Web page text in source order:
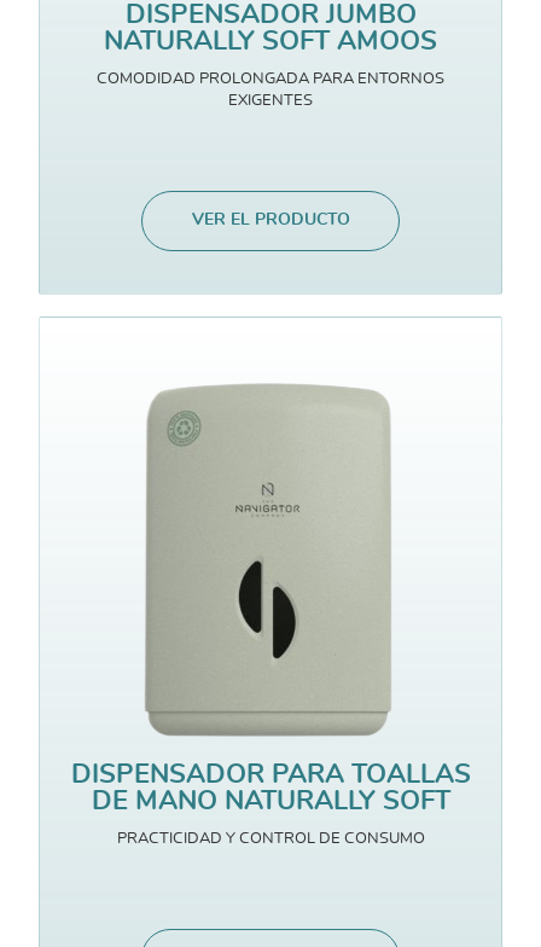
DISPENSADOR JUMBO
NATURALLY SOFT AMOOS
COMODIDAD PROLONGADA PARA ENTORNOS
EXIGENTES
VER EL PRODUCTO
DISPENSADOR PARA TOALLAS
DE MANO NATURALLY SOFT
PRACTICIDAD Y CONTROL DE CONSUMO